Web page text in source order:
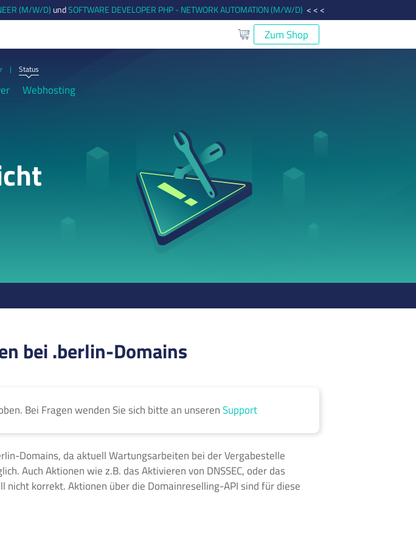
(M/W/D) undSOFTWARE DEVELOPER PHP - NETWORK AUTOMATION (M/W/D) < < <
Zum Shop
Status
Webhosting
bei .berlin-Domains
Bei Fragen wenden Sie sich bitte an unserenSupport
Domains, da aktuell Wartungsarbeiten bei der Vergabestelle
Auch Aktionen wie z.B. das Aktivieren von DNSSEC, oder das
korrekt. Aktionen über die Domainreselling-API sind für diese